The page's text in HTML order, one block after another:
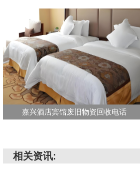
嘉兴酒店宾馆废旧物资回收电话
相关资讯: